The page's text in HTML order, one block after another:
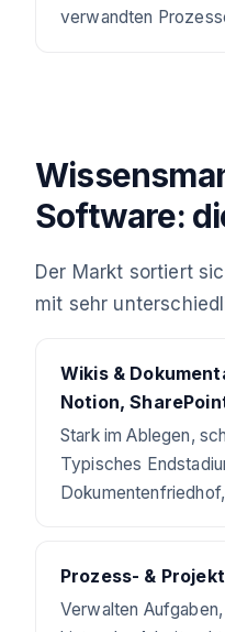
verwandten
Software:
Der Markt sortiert
mit sehr
Wikis &
Notion,
Stark im Ablegen,
Typisches
Prozess- &
Verwalten